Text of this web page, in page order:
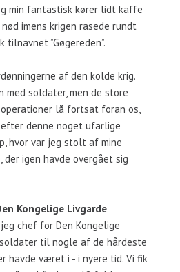
min fantastisk kører lidt kaffe
imens krigen rasede rundt
tilnavnet ”Gøgereden”.
af den kolde krig.
med soldater, men de store
lå fortsat foran os,
denne noget ufarlige
hvor var jeg stolt af mine
igen havde overgået sig
Kongelige Livgarde
chef for Den Kongelige
til nogle af de hårdeste
havde været i - i nyere tid. Vi fik